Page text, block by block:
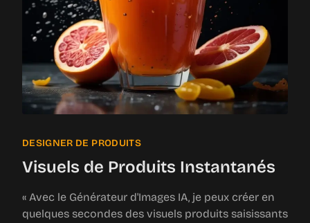
DESIGNER DE PRODUITS
Visuels de Produits Instantanés
« Avec le Générateur d'Images IA, je peux créer en
quelques secondes des visuels produits saisissants